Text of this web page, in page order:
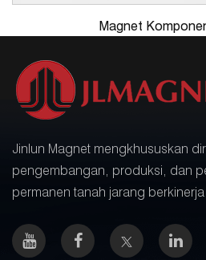
Magnet
Jinlun Magnet mengkhususkan
pengembangan, produksi, dan
permanen tanah jarang